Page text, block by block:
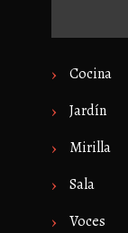
Cocina
Jardín
Mirilla
Sala
Voces